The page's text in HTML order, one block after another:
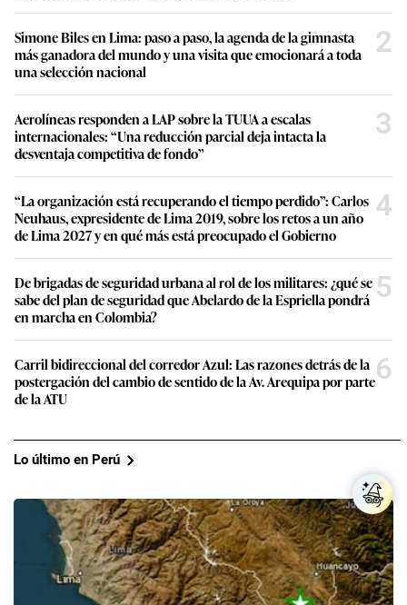
Simone Biles en Lima: paso a paso, la agenda de la gimnasta
más ganadora del mundo y una visita que emocionará a toda
una selección nacional
2
Aerolíneas responden a LAP sobre la TUUA a escalas
internacionales: “Una reducción parcial deja intacta la
desventaja competitiva de fondo”
3
“La organización está recuperando el tiempo perdido”: Carlos
Neuhaus, expresidente de Lima 2019, sobre los retos a un año
de Lima 2027 y en qué más está preocupado el Gobierno
4
De brigadas de seguridad urbana al rol de los militares: ¿qué se
sabe del plan de seguridad que Abelardo de la Espriella pondrá
en marcha en Colombia?
5
Carril bidireccional del corredor Azul: Las razones detrás de la
postergación del cambio de sentido de la Av. Arequipa por parte
de la ATU
6
Lo último en Perú